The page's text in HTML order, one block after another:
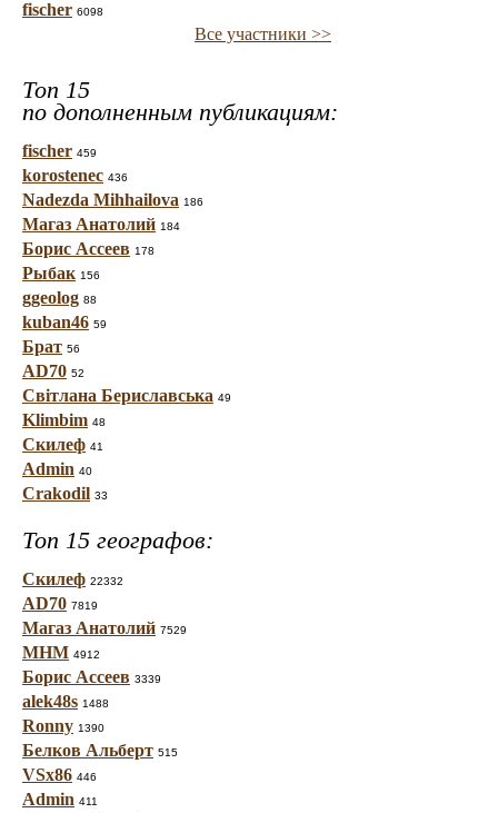
fischer 6098
Все участники >>
Топ 15
по дополненным публикациям:
fischer 459
korostenec 436
Nadezda Mihhailova 186
Магаз Анатолий 184
Борис Ассеев 178
Рыбак 156
ggeolog 88
kuban46 59
Брат 56
AD70 52
Світлана Бериславська 49
Klimbim 48
Скилеф 41
Admin 40
Crakodil 33
Топ 15 географов:
Скилеф 22332
AD70 7819
Магаз Анатолий 7529
МНМ 4912
Борис Ассеев 3339
alek48s 1488
Ronny 1390
Белков Альберт 515
VSx86 446
Admin 411